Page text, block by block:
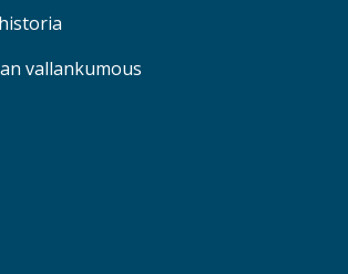
vallankumous